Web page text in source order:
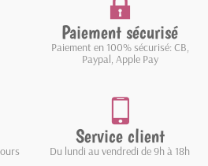
Paiement sécurisé
Paiement en 100% sécurisé: CB,
Paypal, Apple Pay
Service client
Du lundi au vendredi de 9h à 18h